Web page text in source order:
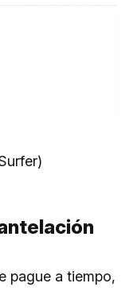
pague a tiempo,